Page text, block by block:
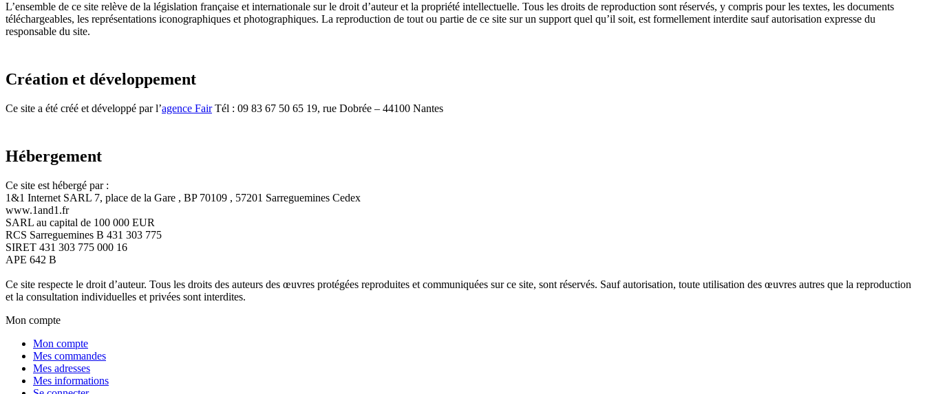
L’ensemble de ce site relève de la législation française et internationale sur le droit d’auteur et la propriété intellectuelle. Tous les droits de reproduction sont réservés, y compris pour les textes, les documents
téléchargeables, les représentations iconographiques et photographiques. La reproduction de tout ou partie de ce site sur un support quel qu’il soit, est formellement interdite sauf autorisation expresse du
responsable du site.
Création et développement
Ce site a été créé et développé par l’agence FairTél : 09 83 67 50 65 19, rue Dobrée – 44100 Nantes
Hébergement
Ce site est hébergé par :
1&1 Internet SARL 7, place de la Gare , BP 70109 , 57201 Sarreguemines Cedex
www.1and1.fr
SARL au capital de 100 000 EUR
RCS Sarreguemines B 431 303 775
SIRET 431 303 775 000 16
APE 642 B
Ce site respecte le droit d’auteur. Tous les droits des auteurs des œuvres protégées reproduites et communiquées sur ce site, sont réservés. Sauf autorisation, toute utilisation des œuvres autres que la reproduction
et la consultation individuelles et privées sont interdites.
Mon compte
Mon compte
Mes commandes
Mes adresses
Mes informations